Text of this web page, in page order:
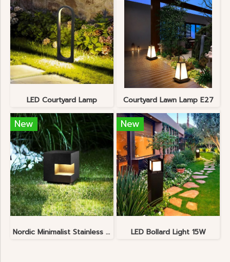
LED Courtyard Lamp Courtyard Lawn Lamp E27
New
Nordic Minimalist Stainless Steel Lawn Lamp
New
LED Bollard Light 15W